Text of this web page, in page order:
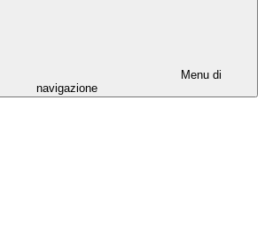
Menu di
navigazione